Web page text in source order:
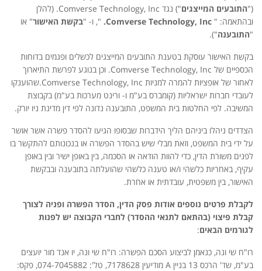
("התובעים המייצגים
") נגד Comverse Technology, Inc. (להלן
ובהתאמה: " Comverse Technology, Inc. ", ו- "בקשת האישור" או
"התובענה").
בקשת האישור עוסקת בטענת התובעים המייצגים לכשלים ופגמים בדוחות
הכספיים של Comverse Technology, Inc. וכן בנוגע לפרשת התיארוך
לאחור של אופציות להמרה למניות Comverse Technology, Inc.שהוענקו
לעובדי חברות ישראליות (קומברס בע"מ ו- ורינט מערכות בע"מ) בקבוצת
המשיבה. לפי החלטות בית המשפט, התובענה נדונה לפי דין מדינת ניו יורק.
הצדדים ניהלו ביניהם הליך הידברות שבסופו הגיעו להסדר פשרה אשר אושר
על ידי בית המשפט, וזאת מבלי שיש בהסדר הפשרה או בנכונותם להתקשר בו
לפנים משורת הדין, כדי להוות הודאה או הסכמה, בין באופן ישיר ובין באופן
עקיף, באחריות כלשהי ו/או טענה כלשהי שהועלתה בתובענה ובבקשת
האישור, בין משפטית, עובדתית או אחרת.
לקבלת פרטים נוספים אודות פסק הדין, הסדר הפשרה ופניה לצורך
קבלת פיצוי (בהתאם לתנאי ההסדר) לחברי הקבוצה יש לפנות
לגורמים הבאים:
רו"ח שי ונה, כנאמן לביצוע הסכם הפשרה: רו"ח שי ונה, יו אנד מור יועצים
בע"מ, שד' הרכס 13 בניין A מודיעין 7178628, טל': 074-7045882, פקס: